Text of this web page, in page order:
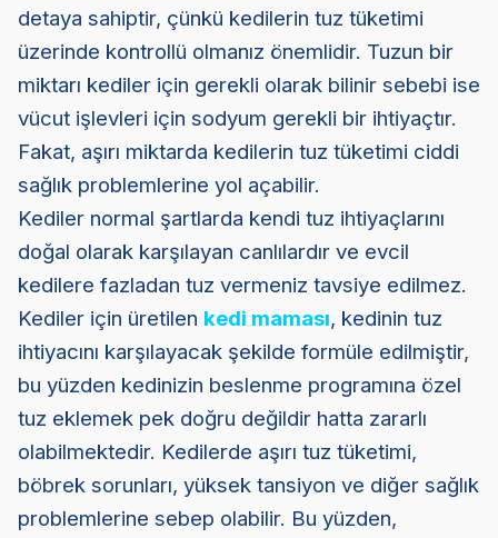
detaya sahiptir, çünkü kedilerin tuz tüketimi
üzerinde kontrollü olmanız önemlidir. Tuzun bir
miktarı kediler için gerekli olarak bilinir sebebi ise
vücut işlevleri için sodyum gerekli bir ihtiyaçtır.
Fakat, aşırı miktarda kedilerin tuz tüketimi ciddi
sağlık problemlerine yol açabilir.
Kediler normal şartlarda kendi tuz ihtiyaçlarını
doğal olarak karşılayan canlılardır ve evcil
kedilere fazladan tuz vermeniz tavsiye edilmez.
Kediler için üretilen kedi maması, kedinin tuz
ihtiyacını karşılayacak şekilde formüle edilmiştir,
bu yüzden kedinizin beslenme programına özel
tuz eklemek pek doğru değildir hatta zararlı
olabilmektedir. Kedilerde aşırı tuz tüketimi,
böbrek sorunları, yüksek tansiyon ve diğer sağlık
problemlerine sebep olabilir. Bu yüzden,